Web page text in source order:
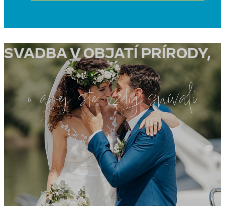
SVADBA V OBJATÍ PRÍRODY,
o akej ste vždy snívali